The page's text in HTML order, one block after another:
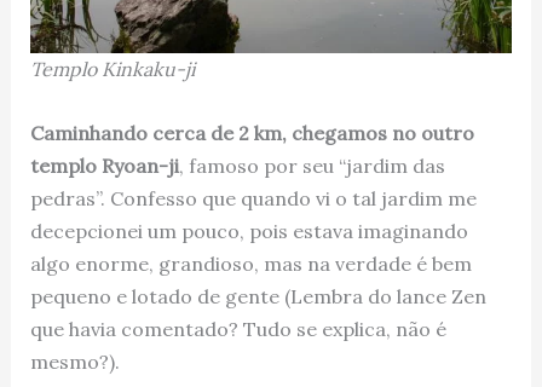
Templo Kinkaku-ji
Caminhando cerca de 2 km, chegamos no outro
templo Ryoan-ji, famoso por seu “jardim das
pedras”. Confesso que quando vi o tal jardim me
decepcionei um pouco, pois estava imaginando
algo enorme, grandioso, mas na verdade é bem
pequeno e lotado de gente (Lembra do lance Zen
que havia comentado? Tudo se explica, não é
mesmo?).